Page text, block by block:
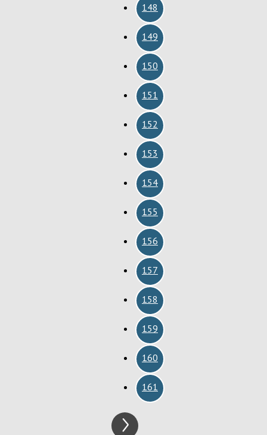
148
149
150
151
152
153
154
155
156
157
158
159
160
161